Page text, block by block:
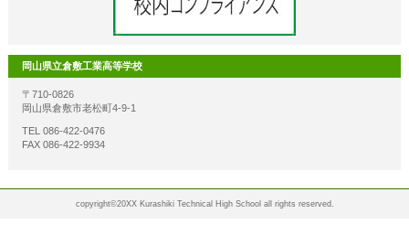
岡山県立倉敷工業高等学校
〒710-0826
岡山県倉敷市老松町4-9-1
TEL 086-422-0476
FAX 086-422-9934
copyright©20XX Kurashiki Technical High School all rights reserved.